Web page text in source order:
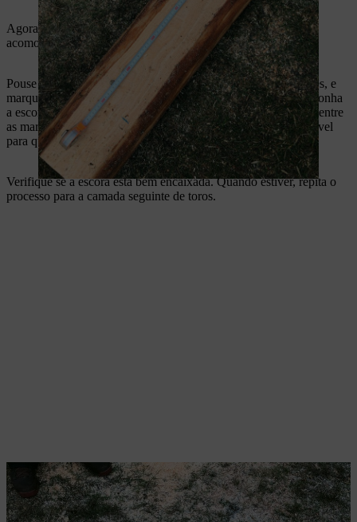
Agora, precisa de adaptar as partes inferiores das pernas para
acomodar a escora.
Pouse no chão os dois toros inferiores e a escora por cima deles, e
marque os toros para indicar a largura e a posição da escora. Ponha
a escora de parte e use a sua motosserra para fazer um entalhe entre
as marcações nos dois toros. Arredonde o entalhe o mais possível
para que a escora fique bem ancorada.
Verifique se a escora está bem encaixada. Quando estiver, repita o
processo para a camada seguinte de toros.